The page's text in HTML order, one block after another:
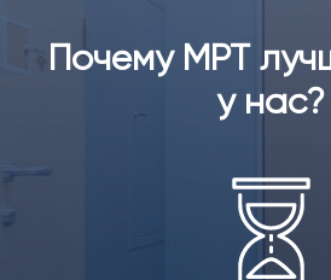
Почему МРТ
у нас?